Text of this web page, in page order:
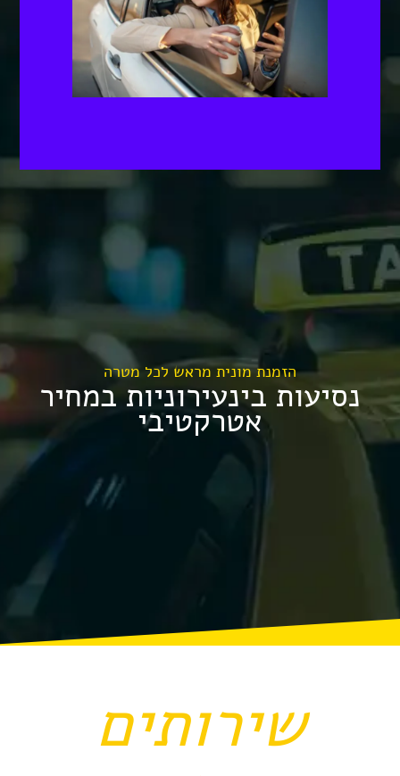
הזמנת מונית מראש לכל מטרה
נסיעות בינעירוניות במחיר
אטרקטיבי
שירותים